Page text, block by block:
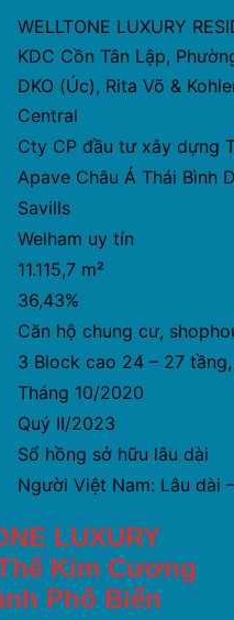
WELLTONE LUXURY
KDC Cồn Tân Lập,
DKO (Úc), Rita Võ &
Central
Cty CP đầu tư xây dựng
Apave Châu Á Thái Bình
Savills
Welham uy tín
11.115,7 m²
36,43%
Căn hộ chung cư,
3 Block cao 24 – 27
Tháng 10/2020
Quý II/2023
Sổ hồng sở hữu lâu dài
Người Việt Nam: Lâu
LUXURY
Kim Cương
Phố Biển